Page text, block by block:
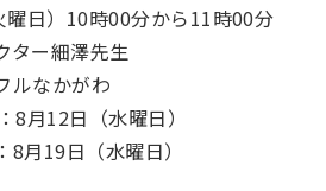
日）10時00分から11時00分
ター細澤先生
ルなかがわ
8月12日（水曜日）
8月19日（水曜日）